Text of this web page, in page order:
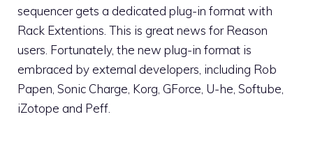
sequencer gets a dedicated plug-in format with
Rack Extentions. This is great news for Reason
users. Fortunately, the new plug-in format is
embraced by external developers, including Rob
Papen, Sonic Charge, Korg, GForce, U-he, Softube,
iZotope and Peff.